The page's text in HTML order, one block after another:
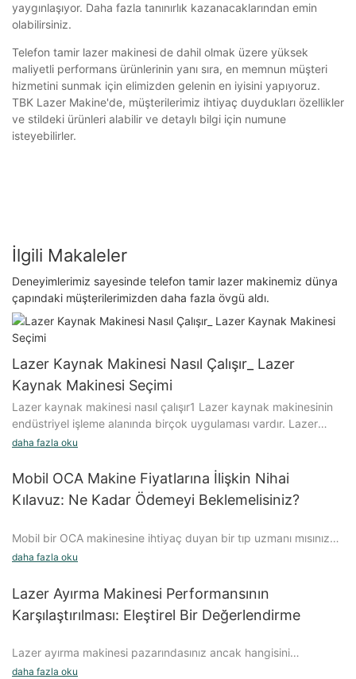
yaygınlaşıyor. Daha fazla tanınırlık kazanacaklarından emin
olabilirsiniz.
Telefon tamir lazer makinesi de dahil olmak üzere yüksek
maliyetli performans ürünlerinin yanı sıra, en memnun müşteri
hizmetini sunmak için elimizden gelenin en iyisini yapıyoruz.
TBK Lazer Makine'de, müşterilerimiz ihtiyaç duydukları özellikler
ve stildeki ürünleri alabilir ve detaylı bilgi için numune
isteyebilirler.
İlgili Makaleler
Deneyimlerimiz sayesinde telefon tamir lazer makinemiz dünya
çapındaki müşterilerimizden daha fazla övgü aldı.
Lazer Kaynak Makinesi Nasıl Çalışır_ Lazer
Kaynak Makinesi Seçimi
Lazer kaynak makinesi nasıl çalışır1 Lazer kaynak makinesinin
endüstriyel işleme alanında birçok uygulaması vardır. Lazer
kaynak işleme sürecinde bazı potansiyel güvenlik
daha fazla oku
Mobil OCA Makine Fiyatlarına İlişkin Nihai
Kılavuz: Ne Kadar Ödemeyi Beklemelisiniz?
Mobil bir OCA makinesine ihtiyaç duyan bir tıp uzmanı mısınız?
Bu önemli ekipmanın maliyetini merak mı ediyorsunuz? Mobil
yere bakmayın. Bu makalede, mobil OCA makinelerinin
fiyatlandırmasını derinlemesine inceleyerek tam olarak ne kadar
ödemeniz gerektiğini anlamanıza yardımcı oluyoruz. İster
nihai kılavuz size mobil bir OCA makinesine yatırım yapma
konusunda bilinçli bir karar vermeniz için ihtiyaç duyduğunuz
daha fazla oku
Lazer Ayırma Makinesi Performansının
Karşılaştırılması: Eleştirel Bir Değerlendirme
Lazer ayırma makinesi pazarındasınız ancak hangisini
seçeceğinizden emin değil misiniz? Başka yere bakmayın! Bu
daha fazla oku